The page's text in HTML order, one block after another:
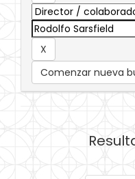
Comenzar nueva